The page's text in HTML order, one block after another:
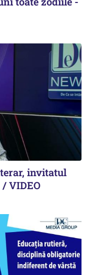
invitatul
/ VIDEO